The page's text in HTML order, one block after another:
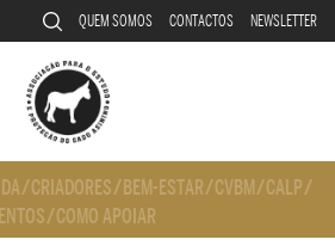
QUEM SOMOS CONTACTOS NEWSLETTER
/CRIADORES/ BEM-ESTAR/CVBM/CALP/
/COMO APOIAR